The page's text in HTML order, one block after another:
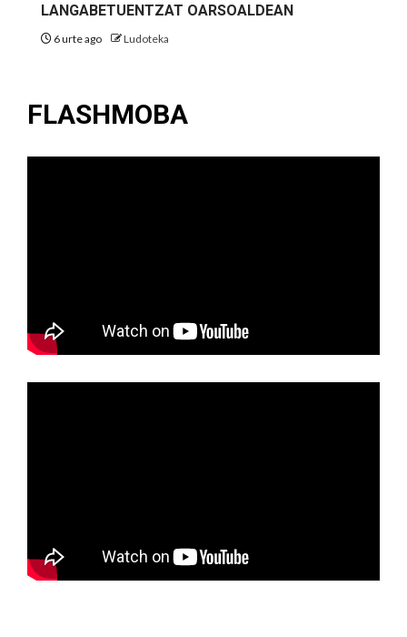
LANGABETUENTZAT OARSOALDEAN
6 urte ago Ludoteka
FLASHMOBA